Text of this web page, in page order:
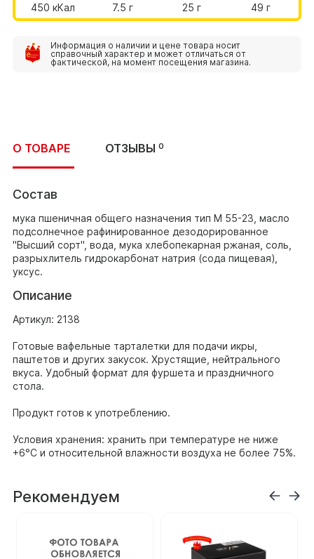
450 кКал 7.5 г 25 г 49 г
Информация о наличии и цене товара носит
справочный характер и может отличаться от
фактической, на момент посещения магазина.
О ТОВАРЕ ОТЗЫВЫ 0
Состав
мука пшеничная общего назначения тип М 55-23, масло
подсолнечное рафинированное дезодорированное
"Высший сорт", вода, мука хлебопекарная ржаная, соль,
разрыхлитель гидрокарбонат натрия (сода пищевая),
уксус.
Описание
Артикул: 2138
Готовые вафельные тарталетки для подачи икры,
паштетов и других закусок. Хрустящие, нейтрального
вкуса. Удобный формат для фуршета и праздничного
стола.
Продукт готов к употреблению.
Условия хранения: хранить при температуре не ниже
+6°C и относительной влажности воздуха не более 75%.
Рекомендуем